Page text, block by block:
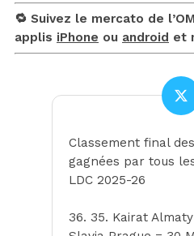
🔁 Suivez le mercato de
applis iPhone ou android et
Classement final
gagnées par tous
LDC 2025-26
36. 35. Kairat